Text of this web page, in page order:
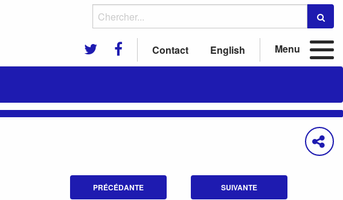
Contact English Menu
jeunes immigrants et réfugiés de 0 à
PRÉCÉDANTE SUIVANTE